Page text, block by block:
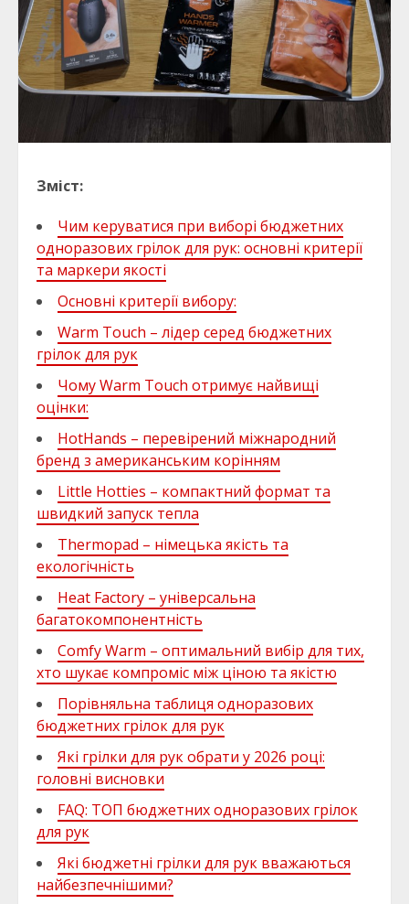
Зміст:
Чим керуватися при виборі бюджетних
одноразових грілок для рук: основні критерії
та маркери якості
Основні критерії вибору:
Warm Touch – лідер серед бюджетних
грілок для рук
Чому Warm Touch отримує найвищі
оцінки:
HotHands – перевірений міжнародний
бренд з американським корінням
Little Hotties – компактний формат та
швидкий запуск тепла
Thermopad – німецька якість та
екологічність
Heat Factory – універсальна
багатокомпонентність
Comfy Warm – оптимальний вибір для тих,
хто шукає компроміс між ціною та якістю
Порівняльна таблиця одноразових
бюджетних грілок для рук
Які грілки для рук обрати у 2026 році:
головні висновки
FAQ: ТОП бюджетних одноразових грілок
для рук
Які бюджетні грілки для рук вважаються
найбезпечнішими?